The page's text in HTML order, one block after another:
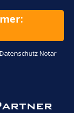
Datenschutz Notar